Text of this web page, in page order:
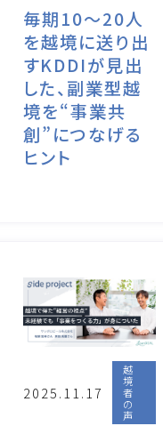
毎期10～20人
を越境に送り出
すKDDIが見出
した、副業型越
境を“事業共
創”につなげる
ヒント
2025.11.17
越
境
者
の
声